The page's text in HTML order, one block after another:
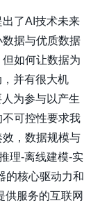
了AI技术未来
据与优质数据
如何让数据为
并有很大机
为参与以产生
可控性要求我
，数据规模与
理-离线建模-实
的核心驱动力和
服务的互联网